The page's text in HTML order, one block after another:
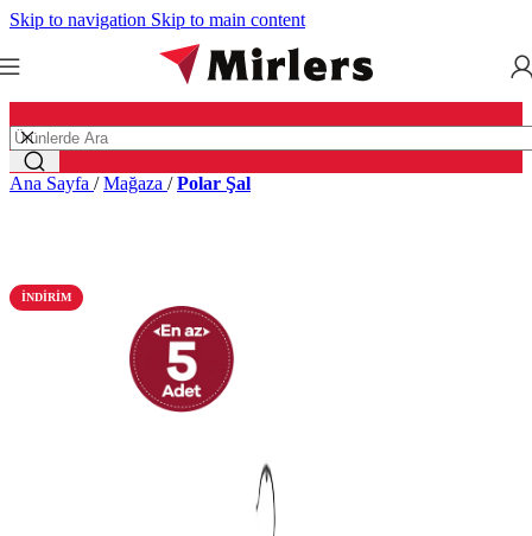
Skip to navigation Skip to main content
Ana Sayfa / Mağaza / Polar Şal
İNDIRIM